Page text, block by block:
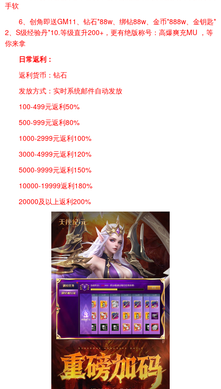
手软
6、创角即送GM11、钻石*88w、绑钻88w、金币*888w、金钥匙*
2、S级经验丹*10.等级直升200+，更有绝版称号：高爆爽充MU ，等
你来拿
日常返利：
返利货币：钻石
发放方式：实时系统邮件自动发放
100-499元返利50%
500-999元返利80%
1000-2999元返利100%
3000-4999元返利120%
5000-9999元返利150%
10000-19999返利180%
20000及以上返利200%